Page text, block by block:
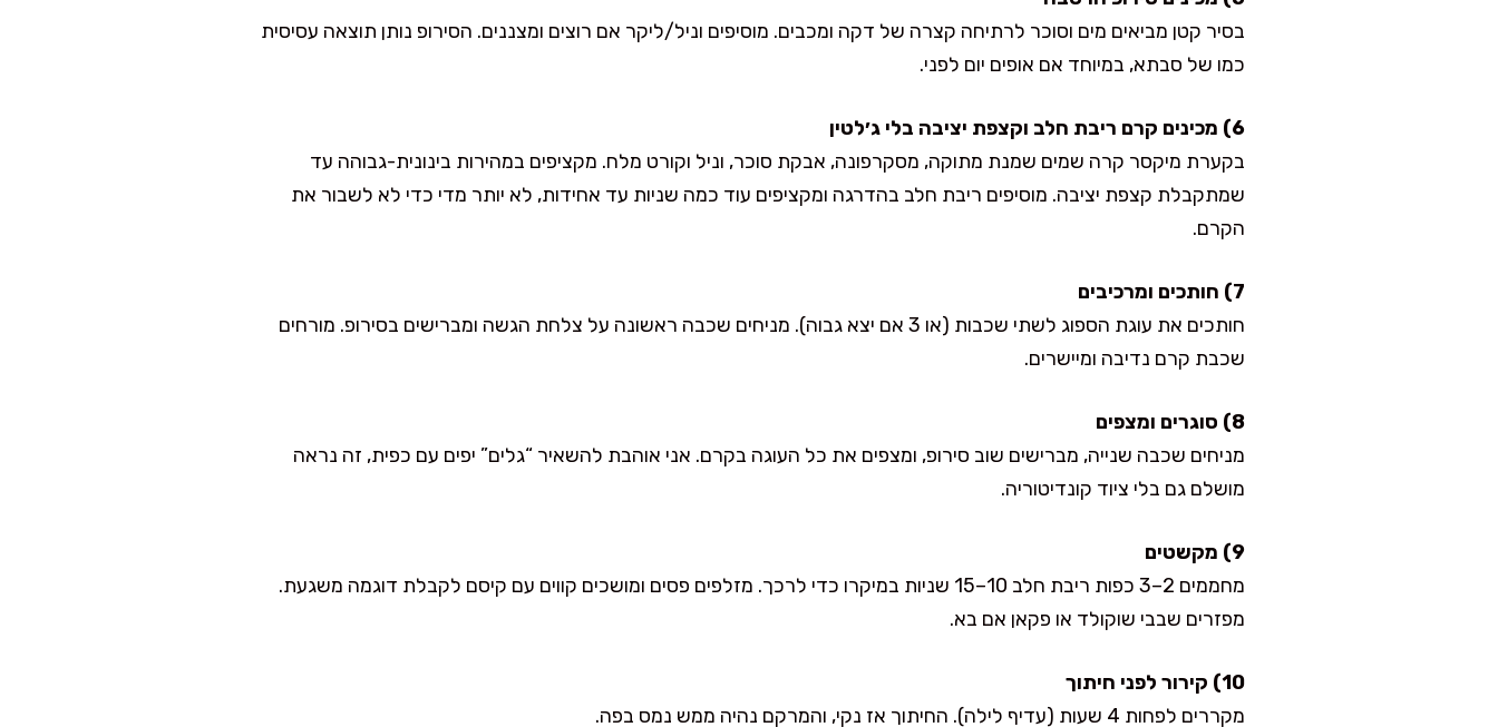
בסיר קטן מביאים מים וסוכר לרתיחה קצרה של דקה ומכבים. מוסיפים וניל/ליקר אם רוצים ומצננים. הסירופ נותן תוצאה עסיסית
כמו של סבתא, במיוחד אם אופים יום לפני.
6) מכינים קרם ריבת חלב וקצפת יציבה בלי ג׳לטין
בקערת מיקסר קרה שמים שמנת מתוקה, מסקרפונה, אבקת סוכר, וניל וקורט מלח. מקציפים במהירות בינונית-גבוהה עד
שמתקבלת קצפת יציבה. מוסיפים ריבת חלב בהדרגה ומקציפים עוד כמה שניות עד אחידות, לא יותר מדי כדי לא לשבור את
הקרם.
7) חותכים ומרכיבים
חותכים את עוגת הספוג לשתי שכבות (או 3 אם יצא גבוה). מניחים שכבה ראשונה על צלחת הגשה ומברישים בסירופ. מורחים
שכבת קרם נדיבה ומיישרים.
8) סוגרים ומצפים
מניחים שכבה שנייה, מברישים שוב סירופ, ומצפים את כל העוגה בקרם. אני אוהבת להשאיר “גלים” יפים עם כפית, זה נראה
מושלם גם בלי ציוד קונדיטוריה.
9) מקשטים
מחממים 2–3 כפות ריבת חלב 10–15 שניות במיקרו כדי לרכך. מזלפים פסים ומושכים קווים עם קיסם לקבלת דוגמה משגעת.
מפזרים שבבי שוקולד או פקאן אם בא.
10) קירור לפני חיתוך
מקררים לפחות 4 שעות (עדיף לילה). החיתוך אז נקי, והמרקם נהיה ממש נמס בפה.